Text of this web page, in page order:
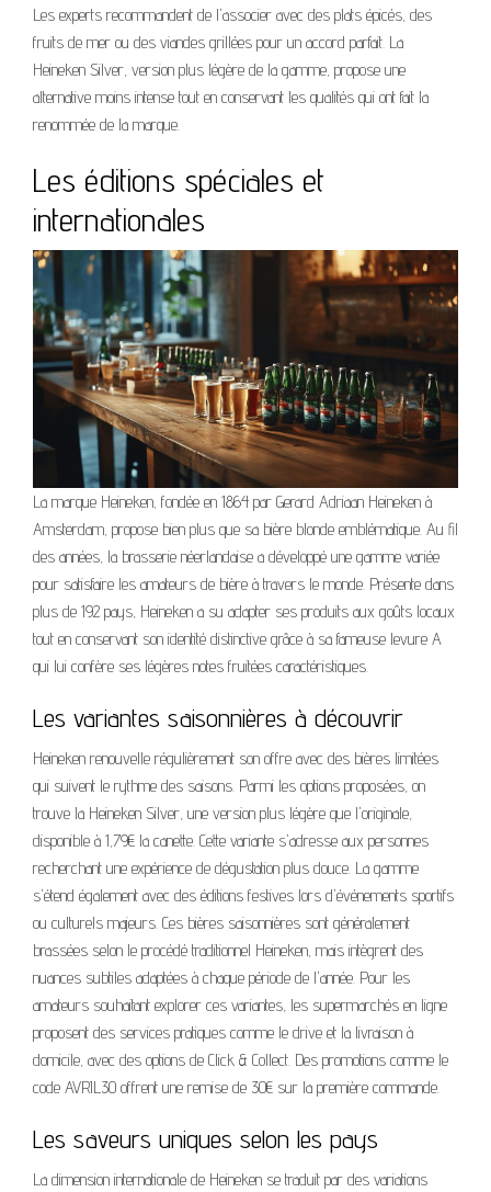
Les experts recommandent de l'associer avec des plats épicés, des
fruits de mer ou des viandes grillées pour un accord parfait. La
Heineken Silver, version plus légère de la gamme, propose une
alternative moins intense tout en conservant les qualités qui ont fait la
renommée de la marque.
Les éditions spéciales et
internationales
La marque Heineken, fondée en 1864 par Gerard Adriaan Heineken à
Amsterdam, propose bien plus que sa bière blonde emblématique. Au fil
des années, la brasserie néerlandaise a développé une gamme variée
pour satisfaire les amateurs de bière à travers le monde. Présente dans
plus de 192 pays, Heineken a su adapter ses produits aux goûts locaux
tout en conservant son identité distinctive grâce à sa fameuse levure A
qui lui confère ses légères notes fruitées caractéristiques.
Les variantes saisonnières à découvrir
Heineken renouvelle régulièrement son offre avec des bières limitées
qui suivent le rythme des saisons. Parmi les options proposées, on
trouve la Heineken Silver, une version plus légère que l'originale,
disponible à 1,79€ la canette. Cette variante s'adresse aux personnes
recherchant une expérience de dégustation plus douce. La gamme
s'étend également avec des éditions festives lors d'événements sportifs
ou culturels majeurs. Ces bières saisonnières sont généralement
brassées selon le procédé traditionnel Heineken, mais intègrent des
nuances subtiles adaptées à chaque période de l'année. Pour les
amateurs souhaitant explorer ces variantes, les supermarchés en ligne
proposent des services pratiques comme le drive et la livraison à
domicile, avec des options de Click & Collect. Des promotions comme le
code AVRIL30 offrent une remise de 30€ sur la première commande.
Les saveurs uniques selon les pays
La dimension internationale de Heineken se traduit par des variations